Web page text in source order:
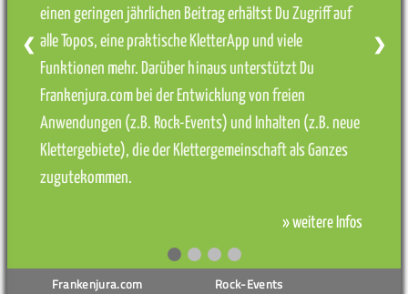
einen geringen jährlichen Beitrag erhältst Du Zugriff auf
alle Topos, eine praktische KletterApp und viele
Funktionen mehr. Darüber hinaus unterstützt Du
Frankenjura.com bei der Entwicklung von freien
Anwendungen (z.B. Rock-Events) und Inhalten (z.B. neue
Klettergebiete), die der Klettergemeinschaft als Ganzes
zugutekommen.
» weitere Infos
❮ ❯
Frankenjura.com Rock-Events